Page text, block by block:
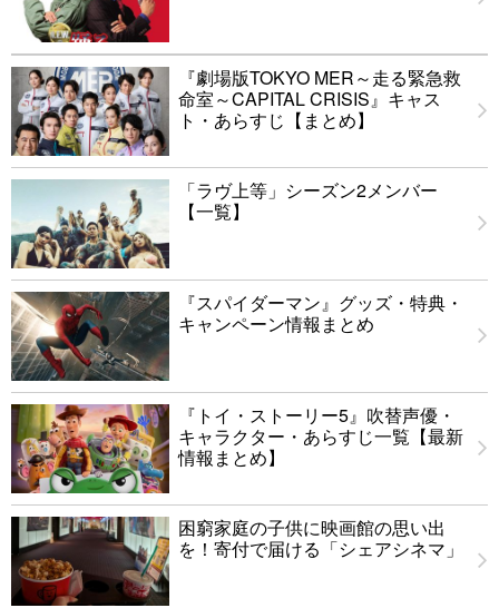
『劇場版TOKYO MER～走る緊急救
命室～CAPITAL CRISIS』キャス
ト・あらすじ【まとめ】
「ラヴ上等」シーズン2メンバー
【一覧】
『スパイダーマン』グッズ・特典・
キャンペーン情報まとめ
『トイ・ストーリー5』吹替声優・
キャラクター・あらすじ一覧【最新
情報まとめ】
困窮家庭の子供に映画館の思い出
を！寄付で届ける「シェアシネマ」